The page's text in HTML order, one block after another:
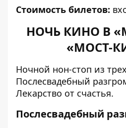
Стоимость билетов:
НОЧЬ КИНО В
«МОСТ-
Ночной нон-стоп из
Послесвадебный
Лекарство от счастья.
Послесвадебный